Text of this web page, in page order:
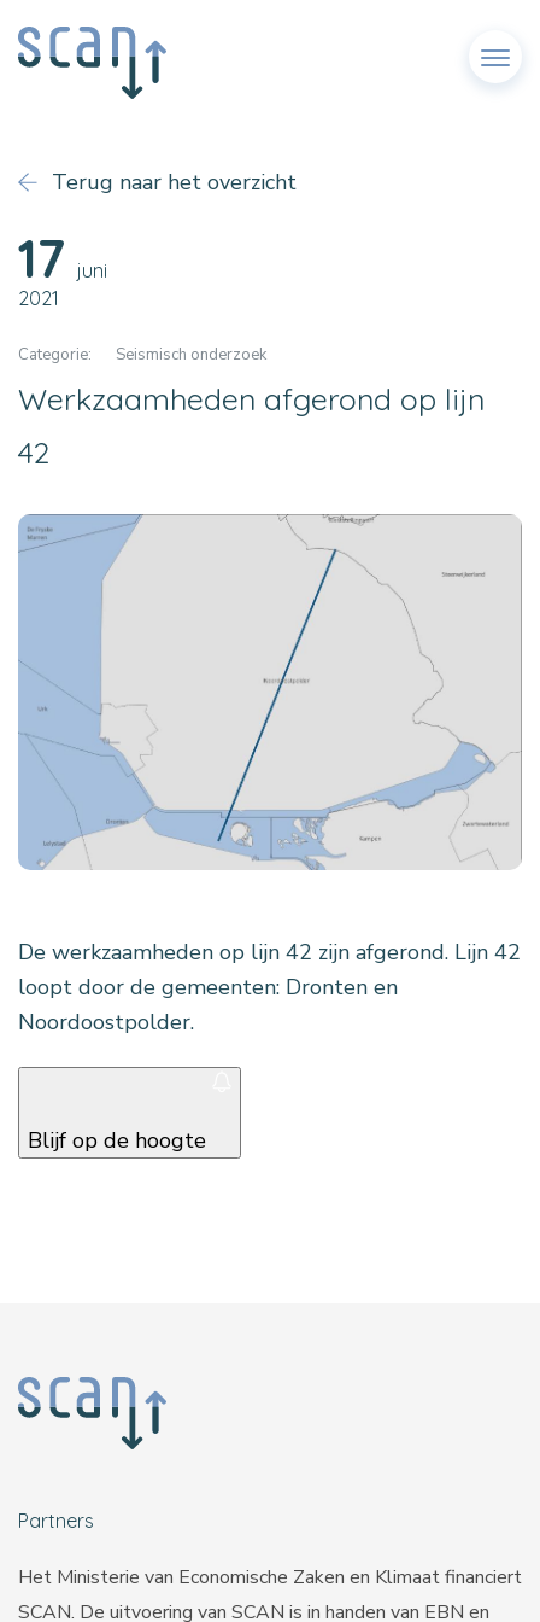
Menu
Terug naar het overzicht
17 juni
2021
Categorie: Seismisch onderzoek
Werkzaamheden afgerond op lijn
42
De werkzaamheden op lijn 42 zijn afgerond. Lijn 42
loopt door de gemeenten: Dronten en
Noordoostpolder.
Blijf op de hoogte
Partners
Het Ministerie van Economische Zaken en Klimaat financiert
SCAN. De uitvoering van SCAN is in handen van EBN en